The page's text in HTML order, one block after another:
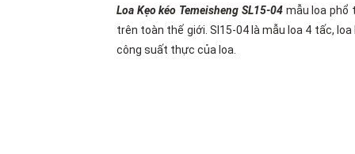
Loa Kẹo kéo Temeisheng SL15-04mẫu loa phổ
trên toàn thế giới. Sl15-04 là mẫu loa 4 tấc,
công suất thực của loa.